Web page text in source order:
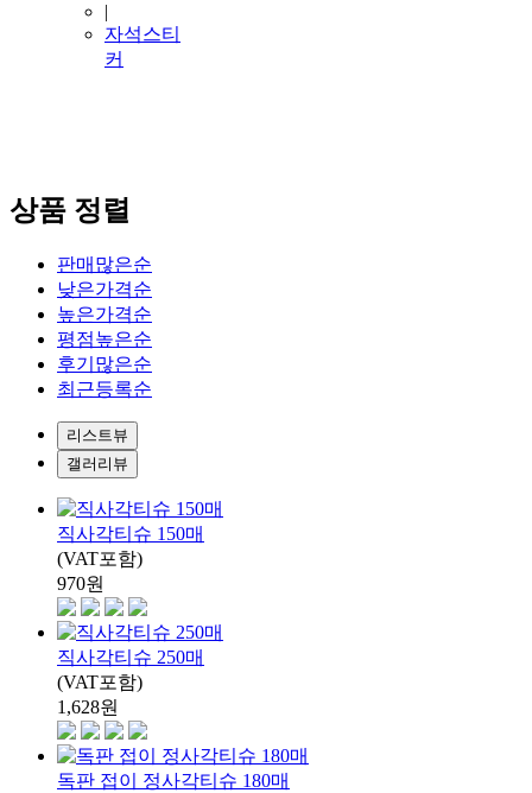
|
자석스티
커
상품 정렬
판매많은순
낮은가격순
높은가격순
평점높은순
후기많은순
최근등록순
리스트뷰
갤러리뷰
직사각티슈 150매
(VAT포함)
970원
직사각티슈 250매
(VAT포함)
1,628원
독판 접이 정사각티슈 180매